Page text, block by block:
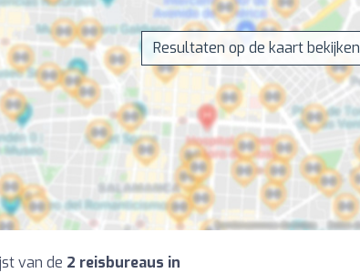
Resultaten op de kaart bekijken
van de 2 reisbureaus in